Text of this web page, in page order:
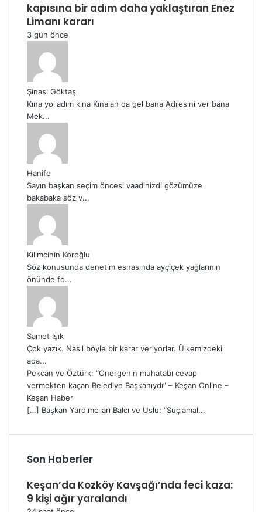
kapısına bir adım daha yaklaştıran Enez
Limanı kararı
3 gün önce
Şinasi Göktaş
Kına yolladım kına Kınalan da gel bana Adresini ver bana
Mek...
Hanife
Sayın başkan seçim öncesi vaadinizdi gözümüze
bakabaka söz v...
Kilimcinin Köroğlu
Söz konusunda denetim esnasında ayçiçek yağlarının
önünde fo...
Samet Işık
Çok yazık. Nasıl böyle bir karar veriyorlar. Ülkemizdeki
ada...
Pekcan ve Öztürk: “Önergenin muhatabı cevap
vermekten kaçan Belediye Başkanıydı” – Keşan Online –
Keşan Haber
[…] Başkan Yardımcıları Balcı ve Uslu: “Suçlamal...
Son Haberler
Keşan’da Kozköy Kavşağı’nda feci kaza:
9 kişi ağır yaralandı